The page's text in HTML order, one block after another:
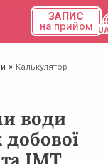
ЗАПИС
на прийом
Калькулятор
води